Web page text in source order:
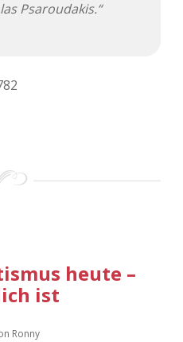
Psaroudakis.“
heute –
ist
Ronny